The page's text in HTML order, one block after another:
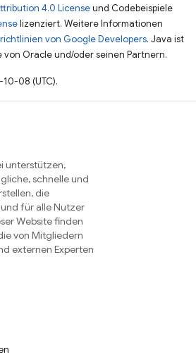
4.0 Licenseund Codebeispiele
lizenziert. Weitere Informationen
von Google Developers. Java ist
Oracle und/oder seinen Partnern.
08 (UTC).
unterstützen,
schnelle und
die
für alle Nutzer
Website finden
von Mitgliedern
externen Experten